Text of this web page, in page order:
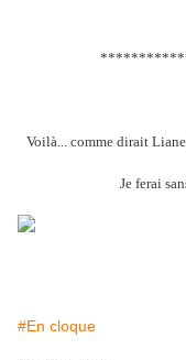
Voilà... comme dirait
Je ferai
#En cloque